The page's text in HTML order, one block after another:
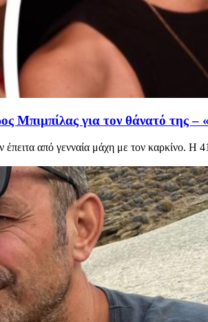
Μπιμπίλας για τον θάνατό της –
από γενναία μάχη με τον καρκίνο. Η